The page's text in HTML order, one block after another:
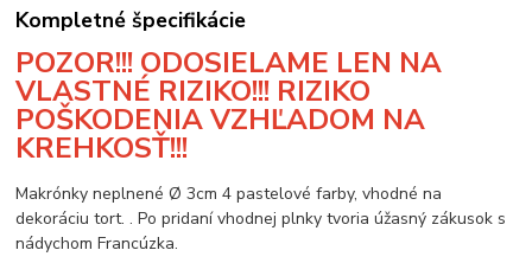
Kompletné špecifikácie
POZOR!!! ODOSIELAME LEN NA
VLASTNÉ RIZIKO!!! RIZIKO
POŠKODENIA VZHĽADOM NA
KREHKOSŤ!!!
Makrónky neplnené Ø 3cm 4 pastelové farby, vhodné na
dekoráciu tort. . Po pridaní vhodnej plnky tvoria úžasný zákusok s
nádychom Francúzka.